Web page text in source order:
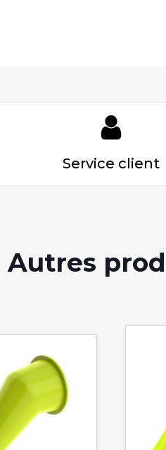
Service client
Autres